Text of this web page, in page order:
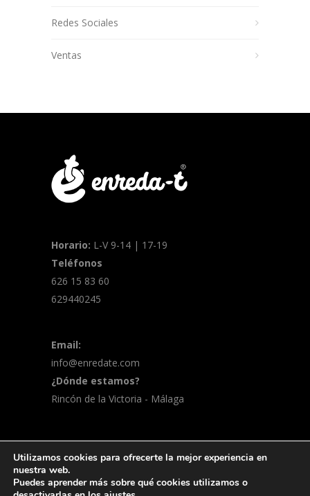
Redes Sociales
Ventas
Horario: L-V 9-14 | 17-19
Teléfonos
626 15 83 60
629440245
Email:
info@enredate.com
¿Dónde estamos?
Rincón de la Victoria - Málaga
merchandisingPolítica de privacidad
Utilizamos cookies para ofrecerte la mejor experiencia en
nuestra web.
Puedes aprender más sobre qué cookies utilizamos o